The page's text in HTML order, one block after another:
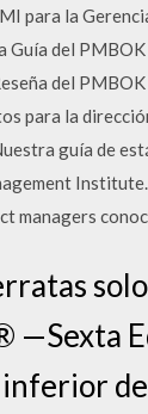
para la
Guía del
del
para la
guía de
managers
—Sexta